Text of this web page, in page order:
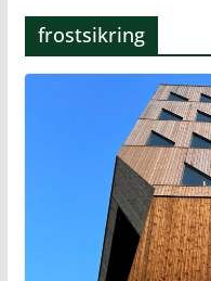
frostsikring